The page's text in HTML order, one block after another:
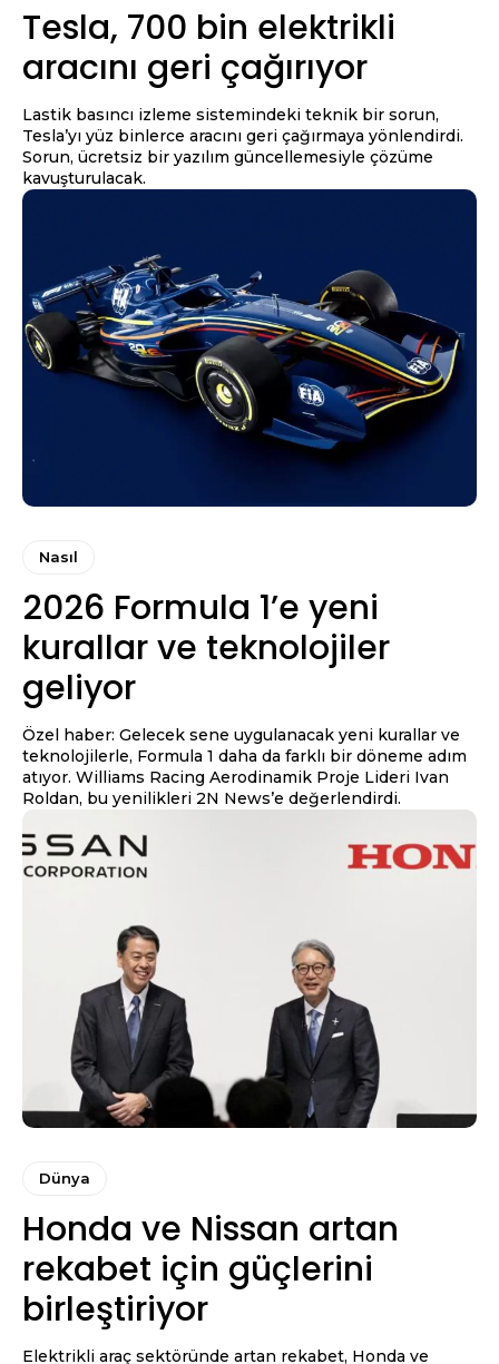
Tesla, 700 bin elektrikli
aracını geri çağırıyor
Lastik basıncı izleme sistemindeki teknik bir sorun,
Tesla’yı yüz binlerce aracını geri çağırmaya yönlendirdi.
Sorun, ücretsiz bir yazılım güncellemesiyle çözüme
kavuşturulacak.
Nasıl
2026 Formula 1’e yeni
kurallar ve teknolojiler
geliyor
Özel haber: Gelecek sene uygulanacak yeni kurallar ve
teknolojilerle, Formula 1 daha da farklı bir döneme adım
atıyor. Williams Racing Aerodinamik Proje Lideri Ivan
Roldan, bu yenilikleri 2N News’e değerlendirdi.
Dünya
Honda ve Nissan artan
rekabet için güçlerini
birleştiriyor
Elektrikli araç sektöründe artan rekabet, Honda ve